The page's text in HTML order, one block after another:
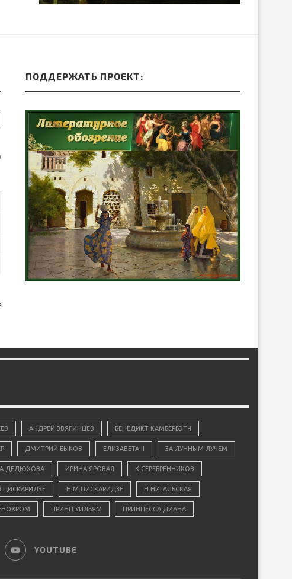
ПОДДЕРЖАТЬ ПРОЕКТ:
АНДРЕЙ ЗВЯГИНЦЕВ БЕНЕДИКТ КАМБЕРБЭТЧ
ДМИТРИЙ БЫКОВ ЕЛИЗАВЕТА II ЗА ЛУННЫМ ЛУЧЕМ
ДЕДЮХОВА ИРИНА ЯРОВАЯ К.СЕРЕБРЕННИКОВ
Н.М.ЦИСКАРИДЗЕ Н.НИГАЛЬСКАЯ
ПРИНЦ УИЛЬЯМ ПРИНЦЕССА ДИАНА
YOUTUBE